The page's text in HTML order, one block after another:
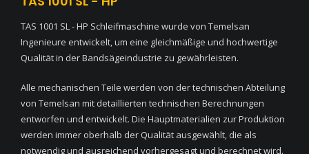
TAS 1001 SL - HP Schleifmaschine wurde von Temelsan
Ingenieure entwickelt, um eine gleichmäßige und hochwertige
Qualität in der Bandsägeindustrie zu gewährleisten.
Alle mechanischen Teile werden von der technischen Abteilung
von Temelsan mit detaillierten technischen Berechnungen
entworfen und entwickelt. Die Hauptmaterialien zur Produktion
werden immer oberhalb der Qualität ausgewählt, die als
notwendig und ausreichend vorhergesagt und berechnet wird.